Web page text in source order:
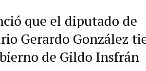
que el diputado de
Gerardo González
de Gildo Insfrán